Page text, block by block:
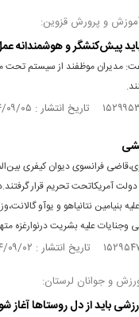
و پرورش قزوین:
پیش‌کنشگر و هوشمندانه
مدیران موظفند از سیستم تحت
فرانسوی دیوان کیفری
آمریکاتحت تحریم قرار
بنیامین نتانیاهو و یوآو
وجنایات علیه بشریت درنوارغزه
و جوانان لرستان:
باید از دل روستاها آغاز